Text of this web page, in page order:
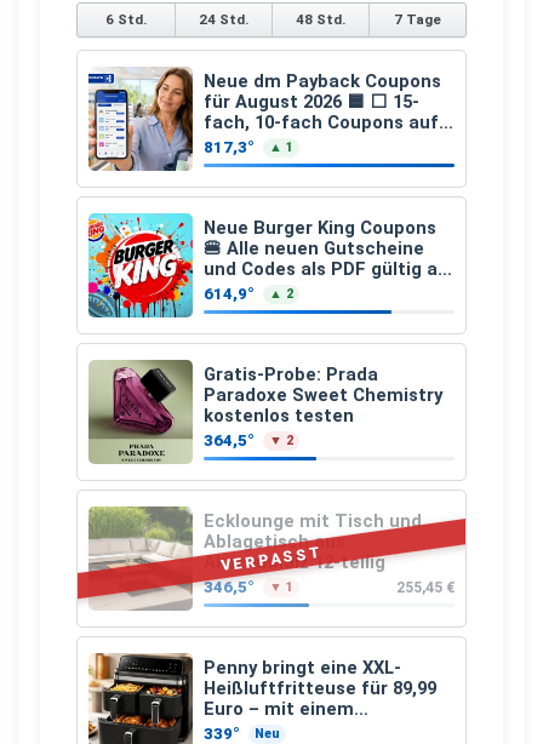
6 Std. 24 Std. 48 Std. 7 Tage
Neue dm Payback Coupons
für August 2026 🟦 ⬜ 15-
fach, 10-fach Coupons auf
den gesamten Einkauf ab 2
€
817,3° ▲ 1
Neue Burger King Coupons
🍔 Alle neuen Gutscheine
und Codes als PDF gültig ab
25.07.2026 bis 04.09.2026
614,9° ▲ 2
Gratis-Probe: Prada
Paradoxe Sweet Chemistry
kostenlos testen
364,5° ▼ 2
VERPASST
Ecklounge mit Tisch und
Ablagetisch aus
Akazienholz 12-teilig
346,5° ▼ 1 255,45 €
Penny bringt eine XXL-
Heißluftfritteuse für 89,99
Euro – mit einem
besonderen Vorteil
339° Neu